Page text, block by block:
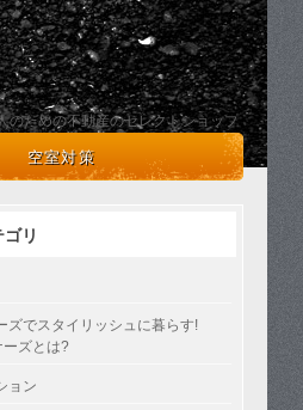
のための不動産のセレクトショップ
空室対策
リ
ズでスタイリッシュに暮らす!
ーズとは?
ョン